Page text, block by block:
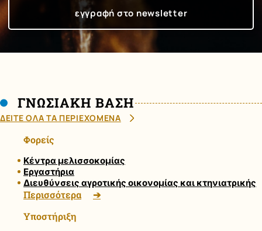
ΓΝΩΣΙΑΚΗ ΒΑΣΗ
ΔΕΙΤΕ ΟΛΑ ΤΑ ΠΕΡΙΕΧΟΜΕΝΑ
Φορείς
Κέντρα μελισσοκομίας
Εργαστήρια
Διευθύνσεις αγροτικής οικονομίας και κτηνιατρικής
Περισσότερα
Υποστήριξη